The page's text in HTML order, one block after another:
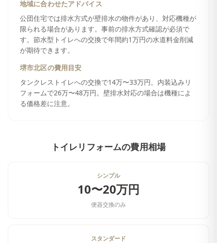
地域に合わせたアドバイス
公団住宅では排水方式が壁排水の物件があり、対応機種が
限られる場合があります。事前の排水方式確認が必須で
す。節水型トイレへの交換で年間約1万円の水道料金削減
が期待できます。
堺市北区の費用目安
タンクレストイレへの交換で14万〜33万円。内装込みリ
フォームで26万〜48万円。壁排水対応の場合は機種によ
る価格差に注意。
トイレリフォームの費用相場
シンプル
10〜20万円
便器交換のみ
スタンダード